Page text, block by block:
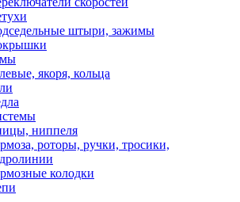
штыри, зажимы
якоря, кольца
ниппеля
роторы, ручки, тросики,
колодки